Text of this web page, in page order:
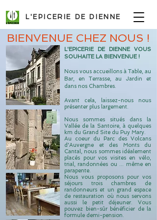
L'EPICERIE DE DIENNE
BIENVENUE CHEZ NOUS !
L'EPICERIE DE DIENNE VOUS
SOUHAITE LA BIENVENUE !
Nous vous accueillons à Table, au
Bar, en Terrasse, au Jardin et
dans nos Chambres.
​Avant cela, laissez-nous nous
présenter plus largement.
Nous sommes situés dans la
Vallée de la Santoire, à quelques
km du Grand Site du Puy Mary.
Au coeur du Parc des Volcans
d'Auvergne et des Monts du
Cantal, nous sommes idéalement
placés pour vos visites en vélo,
trial, randonnées ou ... même en
parapente.
Nous vous proposons pour vos
séjours trois chambres de
randonneurs et un grand espace
de restauration où nous servons
aussi le petit déjeuner. Vous
pouvez bien-sûr bénéficier de la
formule demi-pension.​